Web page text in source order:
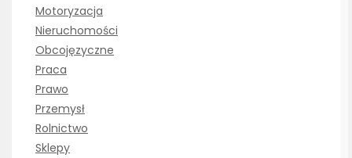
Motoryzacja
Nieruchomości
Obcojęzyczne
Praca
Prawo
Przemysł
Rolnictwo
Sklepy